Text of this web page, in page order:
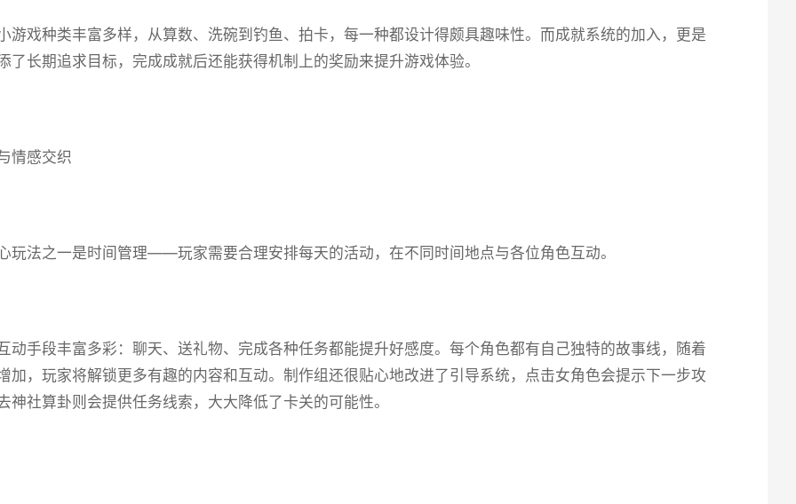
游戏种类丰富多样，从算数、洗碗到钓鱼、拍卡，每一种都设计得颇具趣味性。而​​成就系统的加入​​，更是
了长期追求目标，完成成就后还能获得机制上的奖励来提升游戏体验。
情感交织
玩法之一是时间管理——玩家需要合理安排每天的活动，在不同时间地点与各位角色互动。
动手段丰富多彩​​：聊天、送礼物、完成各种任务都能提升好感度。每个角色都有自己独特的故事线，随着
加，玩家将解锁更多有趣的内容和互动。制作组还很贴心地改进了引导系统，点击女角色会提示下一步攻
神社算卦则会提供任务线索，大大降低了卡关的可能性。